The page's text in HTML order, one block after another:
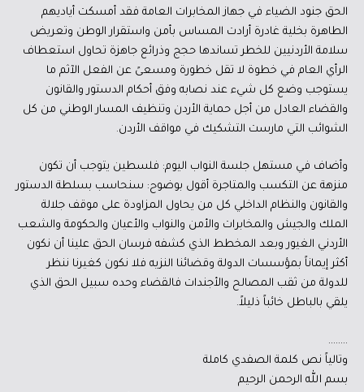
الحق جنود الضياء في جهاز المخابرات العامة فقد أمسكت أياديهم
الطاهرة بخلية غادرة أرادت المساس بأمن واستقرار الوطن وتعريض
سلامة الأردنيين للخطر تساندها حجج وذرائع جاهزة تحاول استعطاف
الرأي العام في خطوة لا تقل خطورة ومسعىً عن الفعل الآثم ما
يستوجب وضع كل شيء عند نصابه وفق أحكام الدستور والقانون
والقضاء العادل من أجل حماية الأردن وتنظيف المسار الوطني من كل
الشوائب التي مارست التشكيك في مواقف الأردن.
وأضاف في مستهل جلسة النواب اليوم: فلسطين يتوجب أن تكون
منزهة عن التكسب والمتاجرة أقول بوضوح: سنحاسب بسلطة الدستور
والقانون والنظام الداخلي كل من يحاول المزاودة على موقف جلالة
الملك والجيش والمخابرات والأمن والنواب والأعيان والحكومة والشعب
الأردني الغيور وبعد المخطط الذي كشفه فرسان الحق علينا أن نكون
أكثر إيماناً بمؤسسات الدولة وقضائنا النزيه فلا نكون كغيرنا ننظر
للدولة من ثقب المصالح والأجندات فالقضاء وحده سبيل الحق الذي
يلقي بالباطل خائباً ذليلاً.
……..
وتالياً نص كلمة الصفدي كاملة
بسم الله الرحمن الرحيم